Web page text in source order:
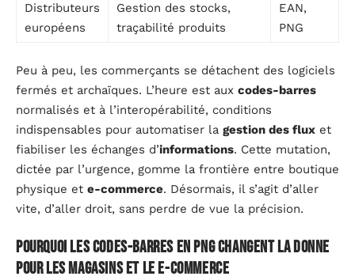
Distributeurs
européens
Gestion des stocks,
traçabilité produits
EAN,
PNG
Peu à peu, les commerçants se détachent des logiciels
fermés et archaïques. L’heure est aux codes-barres
normalisés et à l’interopérabilité, conditions
indispensables pour automatiser la gestion des flux et
fiabiliser les échanges d’informations. Cette mutation,
dictée par l’urgence, gomme la frontière entre boutique
physique et e-commerce. Désormais, il s’agit d’aller
vite, d’aller droit, sans perdre de vue la précision.
Pourquoi les codes-barres en PNG changent la donne
pour les magasins et le e-commerce